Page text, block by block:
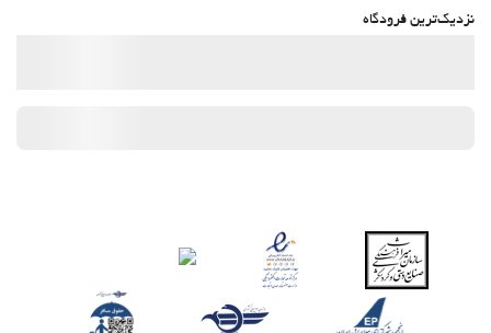
نزدیک‌ترین فرودگاه